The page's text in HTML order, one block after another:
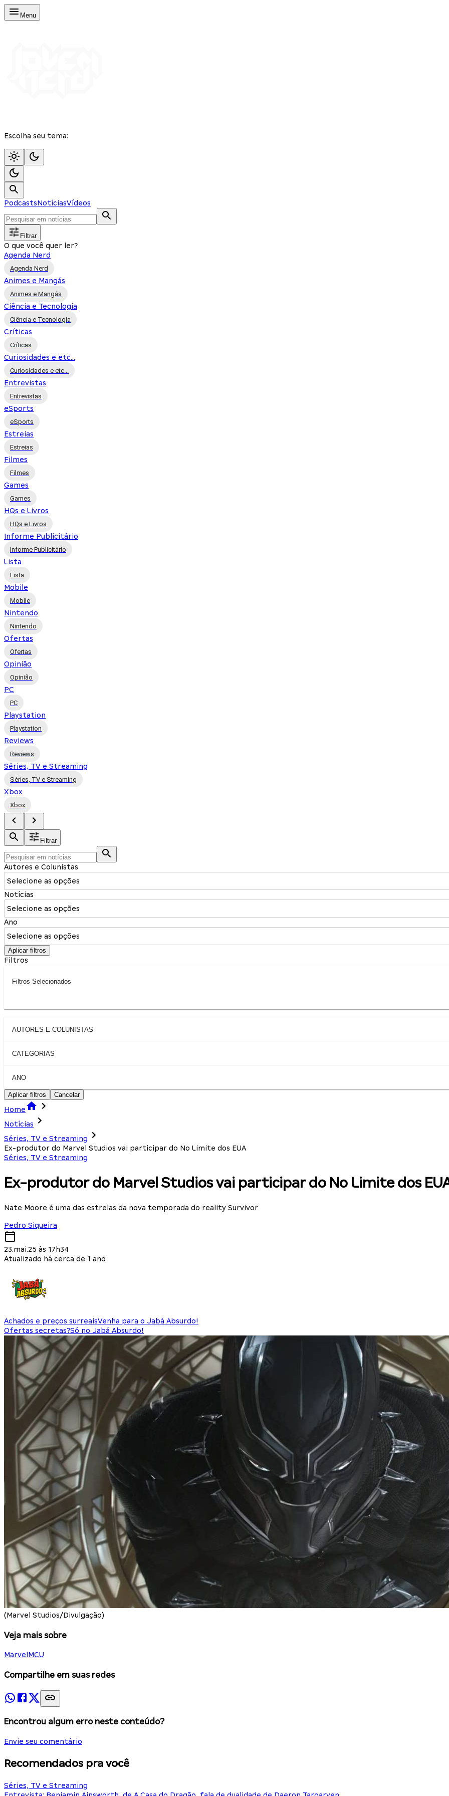
Menu
Escolha seu tema:
PodcastsNotíciasVídeos
Filtrar
O que você quer ler?
Agenda Nerd
Agenda Nerd
Animes e Mangás
Animes e Mangás
Ciência e Tecnologia
Ciência e Tecnologia
Críticas
Críticas
Curiosidades e etc...
Curiosidades e etc...
Entrevistas
Entrevistas
eSports
eSports
Estreias
Estreias
Filmes
Filmes
Games
Games
HQs e Livros
HQs e Livros
Informe Publicitário
Informe Publicitário
Lista
Lista
Mobile
Mobile
Nintendo
Nintendo
Ofertas
Ofertas
Opinião
Opinião
PC
PC
Playstation
Playstation
Reviews
Reviews
Séries, TV e Streaming
Séries, TV e Streaming
Xbox
Xbox
Filtrar
Autores e Colunistas
Selecione as opções
Notícias
Selecione as opções
Ano
Selecione as opções
Aplicar filtros
Filtros
Filtros Selecionados
AUTORES E COLUNISTAS
CATEGORIAS
ANO
Aplicar filtros Cancelar
Home
Notícias
Séries, TV e Streaming
Ex-produtor do Marvel Studios vai participar do No Limite dos EUA
Séries, TV e Streaming
Ex-produtor do Marvel Studios vai participar do No Limite dos
Nate Moore é uma das estrelas da nova temporada do reality Survivor
Pedro Siqueira
23.mai.25 às 17h34
Atualizado há cerca de 1 ano
Achados e preços surreaisVenha para o Jabá Absurdo!
Ofertas secretas?Só no Jabá Absurdo!
(Marvel Studios/Divulgação)
Veja mais sobre
Marvel MCU
Compartilhe em suas redes
Encontrou algum erro neste conteúdo?
Envie seu comentário
Recomendados pra você
Séries, TV e Streaming